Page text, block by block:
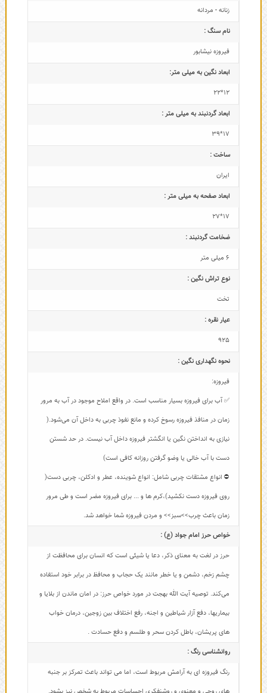
زنانه - مردانه
نام سنگ :
فیروزه نیشابور
ابعاد نگین به میلی متر:
12*22
ابعاد گردنبند به میلی متر :
17*39
ساخت :
ایران
ابعاد صفحه به میلی متر :
17*27
ضخامت گردنبند :
6 میلی متر
نوع تراش نگین :
تخت
عیار نقره :
925
نحوه نگهداری نگین :
فیروزه:
✅ آب برای فیروزه بسیار مناسب است. در واقع املاح موجود در آب به مرور
زمان در منافذ فیروزه رسوخ کرده و مانع نفوذ چربی به داخل آن می‌شود.(
نیازی به انداختن نگین یا انگشتر فیروزه داخل آب نیست. در حد شستن
دست با آب خالی یا وضو گرفتن روزانه کافی است)
⛔ انواع مشتقات چربی شامل: انواع شوینده، عطر و ادکلن، چربی دست(
روی فیروزه دست نکشید)،کرم ها و ... برای فیروزه مضر است و طی مرور
زمان باعث چرب>>سبز>> و مردن فیروزه شما خواهد شد.
خواص حرز امام جواد (ع) :
حرز در لغت به معنای ذکر، دعا یا شیئی است که انسان برای محافظت از
چشم زخم، دشمن و یا خطر مانند یک حجاب و محافظ در برابر خود استفاده
می‌کند. توصیه آیت الله بهجت در مورد خواص حرز: در امان ماندن از بلایا و
بیماریها، دفع آزار شیاطین و اجنه، رفع اختلاف بین زوجین، درمان خواب
های پریشان، باطل کردن سحر و طلسم و دفع حسادت .
روانشناسی رنگ :
رنگ فیروزه ای به آرامش مربوط است، اما می تواند باعث تمرکز بر جنبه